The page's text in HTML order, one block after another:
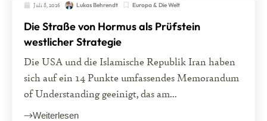
Juli 8, 2026 Lukas Behrendt Europa & Die Welt
Die Straße von Hormus als Prüfstein
westlicher Strategie
Die USA und die Islamische Republik Iran haben
sich auf ein 14 Punkte umfassendes Memorandum
of Understanding geeinigt, das am...
Weiterlesen